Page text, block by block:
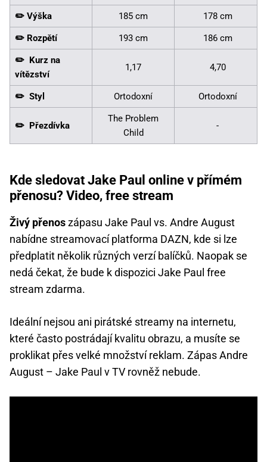
✏️ Výška 185 cm 178 cm
✏️ Rozpětí 193 cm 186 cm
✏️ Kurz na
vítězství
1,17 4,70
✏️ Styl Ortodoxní Ortodoxní
✏️ Přezdívka
The Problem
Child
-
Kde sledovat Jake Paul online v přímém
přenosu? Video, free stream
Živý přenoszápasu Jake Paul vs. Andre August
nabídne streamovací platforma DAZN, kde si lze
předplatit několik různých verzí balíčků. Naopak se
nedá čekat, že bude k dispozici Jake Paul free
stream zdarma.
Ideální nejsou ani pirátské streamy na internetu,
které často postrádají kvalitu obrazu, a musíte se
proklikat přes velké množství reklam. Zápas Andre
August – Jake Paul v TV rovněž nebude.